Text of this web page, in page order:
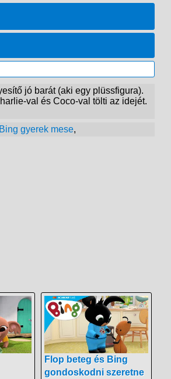
jó barát (aki egy plüssfigura).
val és Coco-val tölti az idejét.
Bing gyerek mese,
Flop beteg és Bing
gondoskodni szeretne